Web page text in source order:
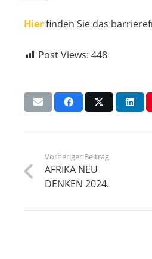
Hierfinden Sie das
Post Views: 448
Vorheriger Beitrag
AFRIKA NEU
DENKEN 2024.